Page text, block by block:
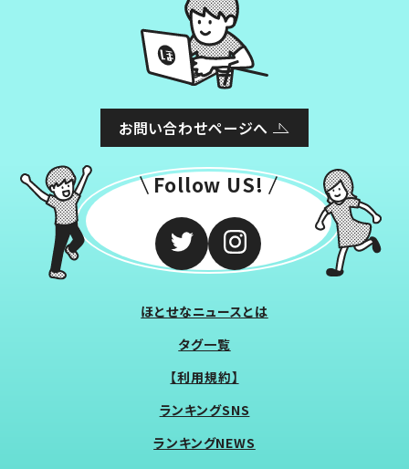
お問い合わせページへ
Follow US!
ほとせなニュースとは
タグ一覧
【利用規約】
ランキングSNS
ランキングNEWS